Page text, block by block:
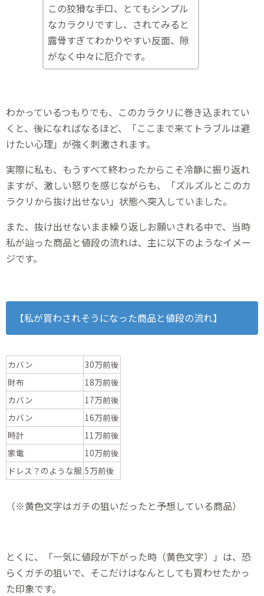
この狡猾な手口、とてもシンプル
なカラクリですし、されてみると
露骨すぎてわかりやすい反面、隙
がなく中々に厄介です。
わかっているつもりでも、このカラクリに巻き込まれてい
くと、後になればなるほど、「ここまで来てトラブルは避
けたい心理」が強く刺激されます。
実際に私も、もうすべて終わったからこそ冷静に振り返れ
ますが、激しい怒りを感じながらも、「ズルズルとこのカ
ラクリから抜け出せない」状態へ突入していました。
また、抜け出せないまま繰り返しお願いされる中で、当時
私が辿った商品と値段の流れは、主に以下のようなイメー
ジです。
【私が買わされそうになった商品と値段の流れ】
カバン
30万前後
財布
18万前後
カバン
17万前後
カバン
16万前後
時計
11万前後
家電
10万前後
ドレス？のような服 5万前後
（※黄色文字はガチの狙いだったと予想している商品）
とくに、「一気に値段が下がった時（黄色文字）」は、恐
らくガチの狙いで、そこだけはなんとしても買わせたかっ
た印象です。